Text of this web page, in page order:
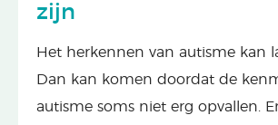
zijn
Het herkennen van autisme kan
Dan kan komen doordat de
autisme soms niet erg opvallen.